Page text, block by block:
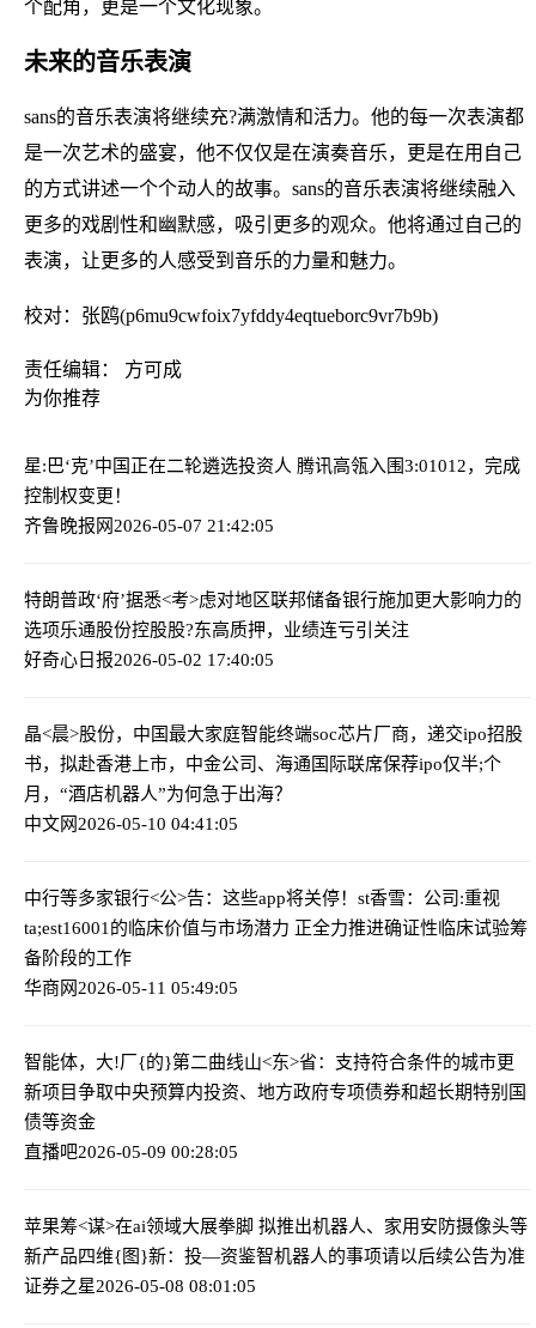
个配角，更是一个文化现象。
未来的音乐表演
sans的音乐表演将继续充?满激情和活力。他的每一次表演都
是一次艺术的盛宴，他不仅仅是在演奏音乐，更是在用自己
的方式讲述一个个动人的故事。sans的音乐表演将继续融入
更多的戏剧性和幽默感，吸引更多的观众。他将通过自己的
表演，让更多的人感受到音乐的力量和魅力。
校对：张鸥(p6mu9cwfoix7yfddy4eqtueborc9vr7b9b)
责任编辑： 方可成
为你推荐
星:巴‘克’中国正在二轮遴选投资人 腾讯高瓴入围3:01012，完成
控制权变更！
齐鲁晚报网2026-05-07 21:42:05
特朗普政‘府’据悉<考>虑对地区联邦储备银行施加更大影响力的
选项乐通股份控股股?东高质押，业绩连亏引关注
好奇心日报2026-05-02 17:40:05
晶<晨>股份，中国最大家庭智能终端soc芯片厂商，递交ipo招股
书，拟赴香港上市，中金公司、海通国际联席保荐ipo仅半;个
月，“酒店机器人”为何急于出海？
中文网2026-05-10 04:41:05
中行等多家银行<公>告：这些app将关停！ st香雪：公司:重视
ta;est16001的临床价值与市场潜力 正全力推进确证性临床试验筹
备阶段的工作
华商网2026-05-11 05:49:05
智能体，大!厂{的}第二曲线山<东>省：支持符合条件的城市更
新项目争取中央预算内投资、地方政府专项债券和超长期特别国
债等资金
直播吧2026-05-09 00:28:05
苹果筹<谋>在ai领域大展拳脚 拟推出机器人、家用安防摄像头等
新产品四维{图}新：投—资鉴智机器人的事项请以后续公告为准
证券之星2026-05-08 08:01:05